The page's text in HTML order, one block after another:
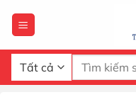
đến
dung
Tìm
kiếm: